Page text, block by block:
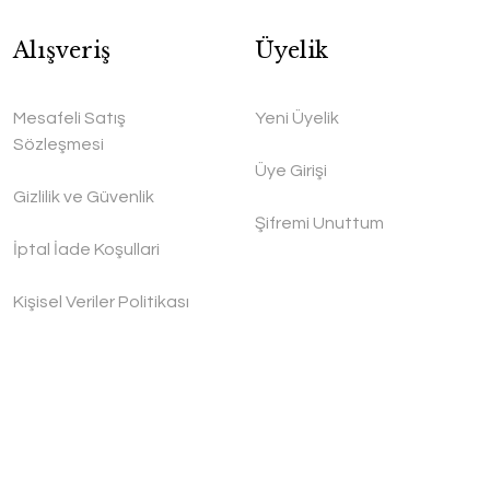
Alışveriş
Mesafeli Satış
Sözleşmesi
Gizlilik ve Güvenlik
İptal İade Koşullari
Kişisel Veriler Politikası
Üyelik
Yeni Üyelik
Üye Girişi
Şifremi Unuttum